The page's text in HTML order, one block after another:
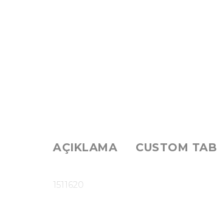
AÇIKLAMA CUSTOM TAB
1511620